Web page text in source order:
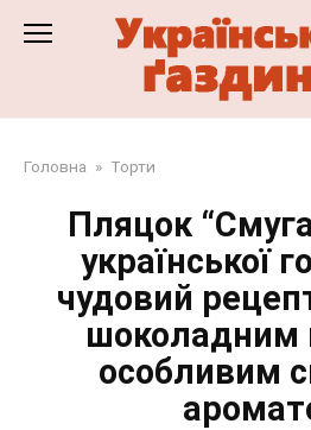
Головна » Торти
Пляцок
української
чудовий
шоколадним
особливим